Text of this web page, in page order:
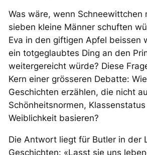
Was wäre, wenn Schneewittchen
sieben kleine Männer schuften
Eva in den giftigen Apfel beissen
ein totgeglaubtes Ding an den
weitergereicht würde? Diese
Kern einer grösseren Debatte:
Geschichten erzählen, die nicht
Schönheitsnormen,
Weiblichkeit basieren?
Die Antwort liegt für Butler in der
Geschichten: «Lasst sie uns